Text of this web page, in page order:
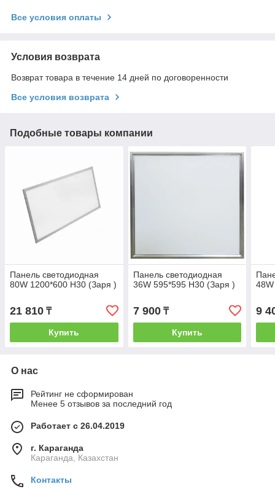
Все условия оплаты
Условия возврата
Возврат товара в течение 14 дней по договоренности
Все условия возврата
Подобные товары компании
Панель светодиодная
80W 1200*600 H30 (Заря )
21 810 ₸
Купить
Панель светодиодная
36W 595*595 H30 (Заря )
7 900₸
Купить
9
О нас
Рейтинг не сформирован
Менее 5 отзывов за последний год
Работает с 26.04.2019
г. Караганда
Караганда, Казахстан
Контакты